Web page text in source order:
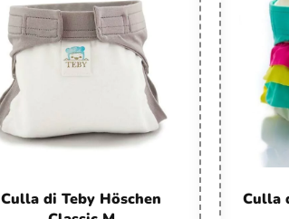
Culla di Teby Höschen
Culla